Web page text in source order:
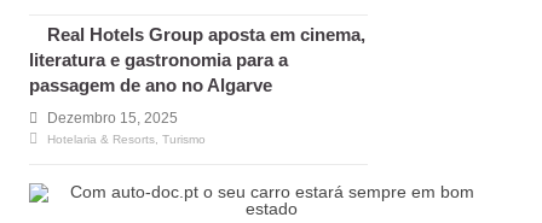
Real Hotels Group aposta em cinema,
literatura e gastronomia para a
passagem de ano no Algarve
Dezembro 15, 2025
Hotelaria & Resorts Turismo